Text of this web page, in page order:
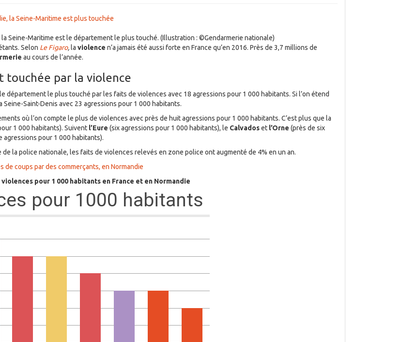
Seine-Maritime est le département le plus touché. (Illustration : ©Gendarmerie nationale)
Selon Le Figaro, la violence n’a jamais été aussi forte en France qu’en 2016. Près de 3,7 millions de
au cours de l’année.
touchée par la violence
département le plus touché par les faits de violences avec 18 agressions pour 1 000 habitants. Si l’on étend
Saint-Denis avec 23 agressions pour 1 000 habitants.
où l’on compte le plus de violences avec près de huit agressions pour 1 000 habitants. C’est plus que la
1 000 habitants). Suivent l’Eure (six agressions pour 1 000 habitants), le Calvadoset l’Orne (près de six
agressions pour 1 000 habitants).
la police nationale, les faits de violences relevés en zone police ont augmenté de 4% en un an.
coups par des commerçants, en Normandie
pour 1 000 habitants en France et en Normandie